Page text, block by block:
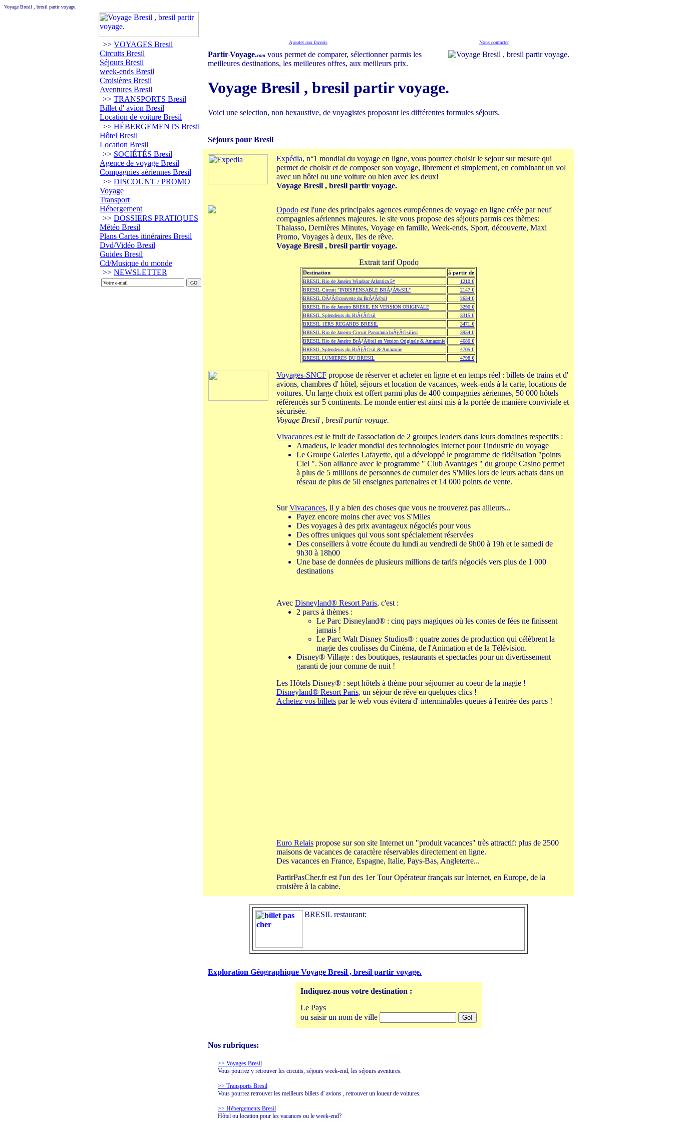
Voyage Bresil , bresil partir voyage.
>> VOYAGES Bresil
Circuits Bresil
Séjours Bresil
week-ends Bresil
Croisières Bresil
Aventures Bresil
>> TRANSPORTS Bresil
Billet d' avion Bresil
Location de voiture Bresil
>> HÉBERGEMENTS Bresil
Hôtel Bresil
Location Bresil
>> SOCIÉTÉS Bresil
Agence de voyage Bresil
Compagnies aériennes Bresil
>> DISCOUNT / PROMO
Voyage
Transport
Hébergement
>> DOSSIERS PRATIQUES
Météo Bresil
Plans Cartes itinéraires Bresil
Dvd/Vidéo Bresil
Guides Bresil
Cd/Musique du monde
>> NEWSLETTER
Ajouter aux favoris Nous contacter
Partir-Voyage.com vous permet de comparer, sélectionner parmis les
meilleures destinations, les meilleures offres, aux meilleurs prix.
Voyage Bresil , bresil partir voyage.
Voici une selection, non hexaustive, de voyagistes proposant les différentes formules séjours.
Séjours pour Bresil
Expédia, n°1 mondial du voyage en ligne, vous pourrez choisir le sejour sur mesure qui
permet de choisir et de composer son voyage, librement et simplement, en combinant un vol
avec un hôtel ou une voiture ou bien avec les deux!
Voyage Bresil , bresil partir voyage.
Opodo est l'une des principales agences européennes de voyage en ligne créée par neuf
compagnies aériennes majeures. le site vous propose des séjours parmis ces thèmes:
Thalasso, Dernières Minutes, Voyage en famille, Week-ends, Sport, découverte, Maxi
Promo, Voyages à deux, Iles de rêve.
Voyage Bresil , bresil partir voyage.
Extrait tarif Opodo
Destination à partir de
BRESIL Rio de Janeiro Windsor Atlantica 5*
1210 €
BRESIL Circuit "INDISPENSABLE BRÃƒÂ‰SIL"
2147 €
BRESIL DÃƒÂ©couverte du BrÃƒÂ©sil
2634 €
BRESIL Rio de Janeiro BRESIL EN VERSION ORIGINALE
3290 €
BRESIL Splendeurs du BrÃƒÂ©sil
3315 €
BRESIL 1ERS REGARDS BRESIL
3471 €
BRESIL Rio de Janeiro Circuit Panorama brÃƒÂ©silien
3954 €
BRESIL Rio de Janeiro BrÃƒÂ©sil en Version Originale & Amazonie
4680 €
BRESIL Splendeurs du BrÃƒÂ©sil & Amazonie
4705 €
BRESIL LUMIERES DU BRESIL
4798 €
Voyages-SNCF propose de réserver et acheter en ligne et en temps réel : billets de trains et d'
avions, chambres d' hôtel, séjours et location de vacances, week-ends à la carte, locations de
voitures. Un large choix est offert parmi plus de 400 compagnies aériennes, 50 000 hôtels
référencés sur 5 continents. Le monde entier est ainsi mis à la portée de manière conviviale et
sécurisée.
Voyage Bresil , bresil partir voyage.
Vivacances est le fruit de l'association de 2 groupes leaders dans leurs domaines respectifs :
Amadeus, le leader mondial des technologies Internet pour l'industrie du voyage
Le Groupe Galeries Lafayette, qui a développé le programme de fidélisation "points
Ciel ". Son alliance avec le programme " Club Avantages " du groupe Casino permet
à plus de 5 millions de personnes de cumuler des S'Miles lors de leurs achats dans un
réseau de plus de 50 enseignes partenaires et 14 000 points de vente.
SurVivacances, il y a bien des choses que vous ne trouverez pas ailleurs...
Payez encore moins cher avec vos S'Miles
Des voyages à des prix avantageux négociés pour vous
Des offres uniques qui vous sont spécialement réservées
Des conseillers à votre écoute du lundi au vendredi de 9h00 à 19h et le samedi de
9h30 à 18h00
Une base de données de plusieurs millions de tarifs négociés vers plus de 1 000
destinations
Avec Disneyland® Resort Paris, c'est :
2 parcs à thèmes :
Le Parc Disneyland® : cinq pays magiques où les contes de fées ne finissent
jamais !
Le Parc Walt Disney Studios® : quatre zones de production qui célèbrent la
magie des coulisses du Cinéma, de l'Animation et de la Télévision.
Disney® Village : des boutiques, restaurants et spectacles pour un divertissement
garanti de jour comme de nuit !
Les Hôtels Disney® : sept hôtels à thème pour séjourner au coeur de la magie !
Disneyland® Resort Paris, un séjour de rêve en quelques clics !
Achetez vos billets par le web vous évitera d' interminables queues à l'entrée des parcs !
Euro Relais propose sur son site Internet un "produit vacances" très attractif: plus de 2500
maisons de vacances de caractère réservables directement en ligne.
Des vacances en France, Espagne, Italie, Pays-Bas, Angleterre...
PartirPasCher.fr est l'un des 1er Tour Opérateur français sur Internet, en Europe, de la
croisière à la cabine.
BRESIL restaurant:
Exploration Géographique Voyage Bresil , bresil partir voyage.
Indiquez-nous votre destination :
Le Pays
ou saisir un nom de ville
Nos rubriques:
>> Voyages Bresil
Vous pourrez y retrouver les circuits, séjours week-end, les séjours aventures.
>> Transports Bresil
Vous pourrez retrouver les meilleurs billets d' avions , retrouver un loueur de voitures.
>> Hébergements Bresil
Hôtel ou location pour les vacances ou le week-end?